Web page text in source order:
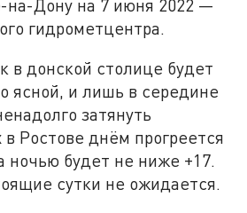
на-Дону на 7 июня 2022 —
гидрометцентра.
в донской столице будет
ясной, и лишь в середине
затянуть
Ростове днём прогреется
ночью будет не ниже +17.
сутки не ожидается.